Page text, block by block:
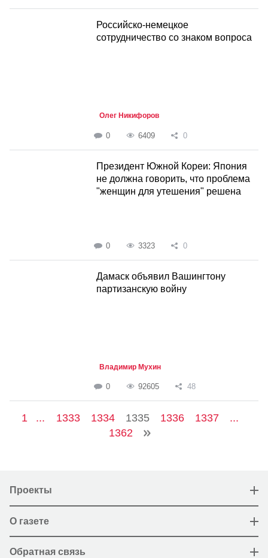
Российско-немецкое
сотрудничество со знаком вопроса
Олег Никифоров
0 6409 0
Президент Южной Кореи: Япония
не должна говорить, что проблема
"женщин для утешения" решена
0 3323 0
Дамаск объявил Вашингтону
партизанскую войну
Владимир Мухин
0 92605 48
1 ... 1333 1334 1335 1336 1337
...
1362
Проекты
О газете
Обратная связь